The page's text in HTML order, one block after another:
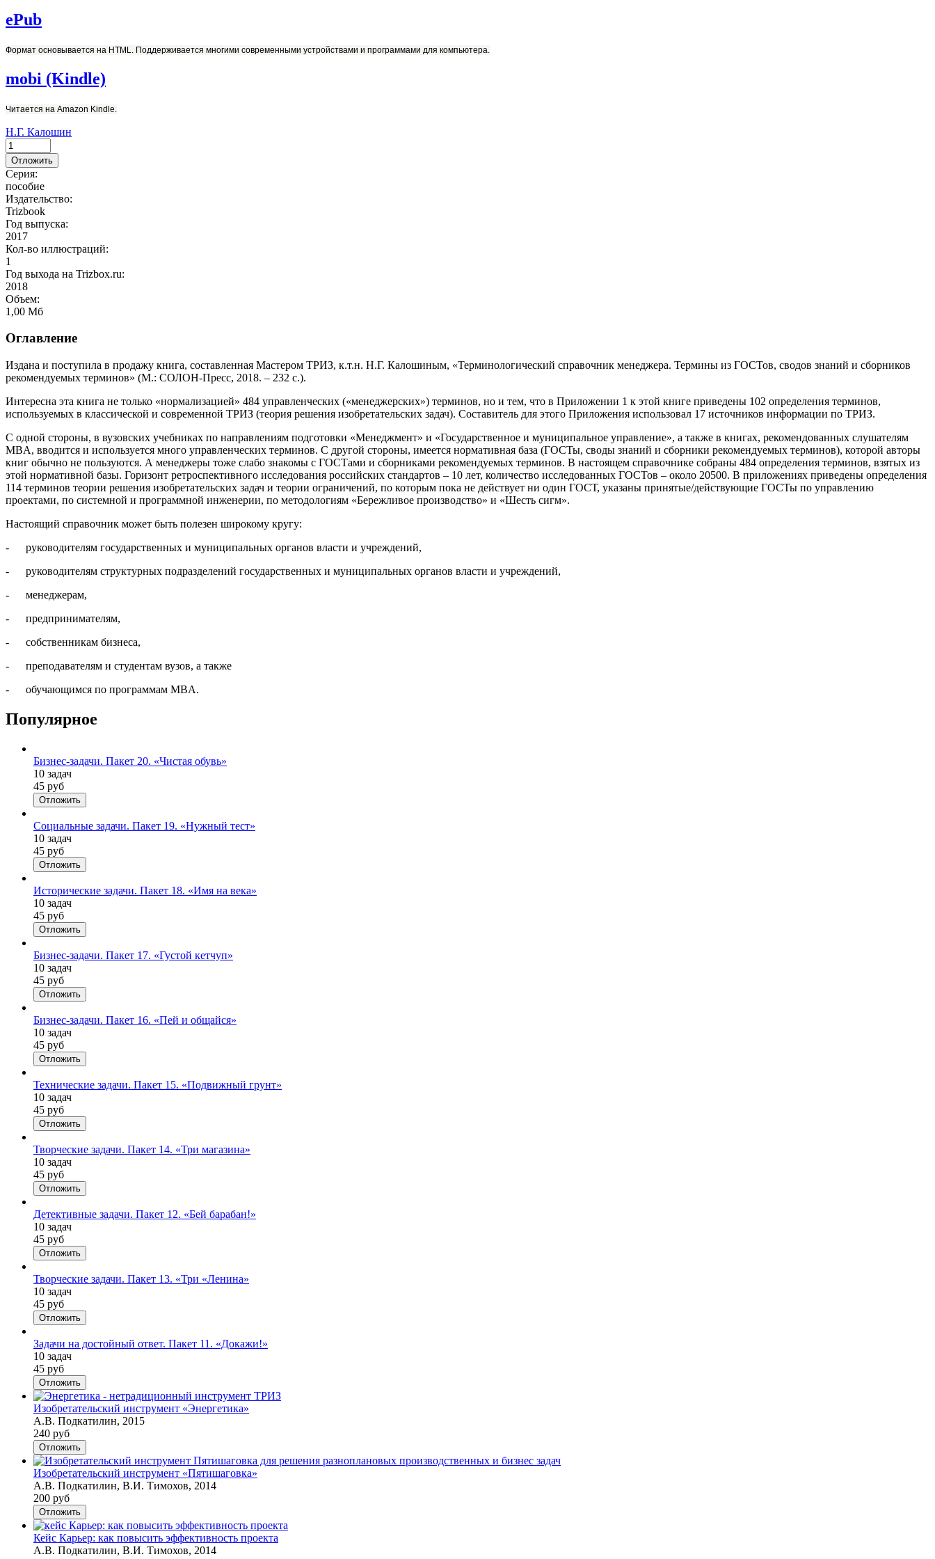
ePub
Формат основывается на HTML. Поддерживается многими современными устройствами и программами для компьютера.
mobi (Kindle)
Читается на Amazon Kindle.
Н.Г. Калошин
Отложить
Серия:
пособие
Издательство:
Trizbook
Год выпуска:
2017
Кол-во иллюстраций:
1
Год выхода на Trizbox.ru:
2018
Объем:
1,00 Мб
Оглавление
Издана и поступила в продажу книга, составленная Мастером ТРИЗ, к.т.н. Н.Г. Калошиным, «Терминологический справочник менеджера. Термины из ГОСТов, сводов знаний и сборников
рекомендуемых терминов» (М.: СОЛОН-Пресс, 2018. – 232 с.).
Интересна эта книга не только «нормализацией» 484 управленческих («менеджерских») терминов, но и тем, что в Приложении 1 к этой книге приведены 102 определения терминов,
используемых в классической и современной ТРИЗ (теория решения изобретательских задач). Составитель для этого Приложения использовал 17 источников информации по ТРИЗ.
С одной стороны, в вузовских учебниках по направлениям подготовки «Менеджмент» и «Государственное и муниципальное управление», а также в книгах, рекомендованных слушателям
MBA, вводится и используется много управленческих терминов. С другой стороны, имеется нормативная база (ГОСТы, своды знаний и сборники рекомендуемых терминов), которой авторы
книг обычно не пользуются. А менеджеры тоже слабо знакомы с ГОСТами и сборниками рекомендуемых терминов. В настоящем справочнике собраны 484 определения терминов, взятых из
этой нормативной базы. Горизонт ретроспективного исследования российских стандартов – 10 лет, количество исследованных ГОСТов – около 20500. В приложениях приведены определения
114 терминов теории решения изобретательских задач и теории ограничений, по которым пока не действует ни один ГОСТ, указаны принятые/действующие ГОСТы по управлению
проектами, по системной и программной инженерии, по методологиям «Бережливое производство» и «Шесть сигм».
Настоящий справочник может быть полезен широкому кругу:
- руководителям государственных и муниципальных органов власти и учреждений,
- руководителям структурных подразделений государственных и муниципальных органов власти и учреждений,
- менеджерам,
- предпринимателям,
- собственникам бизнеса,
- преподавателям и студентам вузов, а также
- обучающимся по программам MBA.
Популярное
Бизнес-задачи. Пакет 20. «Чистая обувь»
10 задач
45 руб
Отложить
Социальные задачи. Пакет 19. «Нужный тест»
10 задач
45 руб
Отложить
Исторические задачи. Пакет 18. «Имя на века»
10 задач
45 руб
Отложить
Бизнес-задачи. Пакет 17. «Густой кетчуп»
10 задач
45 руб
Отложить
Бизнес-задачи. Пакет 16. «Пей и общайся»
10 задач
45 руб
Отложить
Технические задачи. Пакет 15. «Подвижный грунт»
10 задач
45 руб
Отложить
Творческие задачи. Пакет 14. «Три магазина»
10 задач
45 руб
Отложить
Детективные задачи. Пакет 12. «Бей барабан!»
10 задач
45 руб
Отложить
Творческие задачи. Пакет 13. «Три «Ленина»
10 задач
45 руб
Отложить
Задачи на достойный ответ. Пакет 11. «Докажи!»
10 задач
45 руб
Отложить
Изобретательский инструмент «Энергетика»
А.В. Подкатилин, 2015
240 руб
Отложить
Изобретательский инструмент «Пятишаговка»
А.В. Подкатилин, В.И. Тимохов, 2014
200 руб
Отложить
Кейс Карьер: как повысить эффективность проекта
А.В. Подкатилин, В.И. Тимохов, 2014